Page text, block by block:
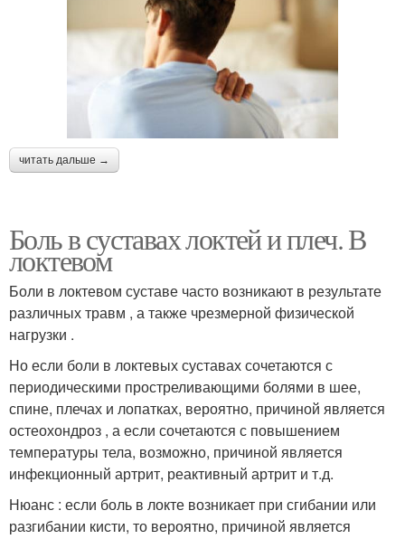
читать дальше →
Боль в суставах локтей и плеч. В
локтевом
Боли в локтевом суставе часто возникают в результате
различных травм , а также чрезмерной физической
нагрузки .
Но если боли в локтевых суставах сочетаются с
периодическими простреливающими болями в шее,
спине, плечах и лопатках, вероятно, причиной является
остеохондроз , а если сочетаются с повышением
температуры тела, возможно, причиной является
инфекционный артрит, реактивный артрит и т.д.
Нюанс : если боль в локте возникает при сгибании или
разгибании кисти, то вероятно, причиной является